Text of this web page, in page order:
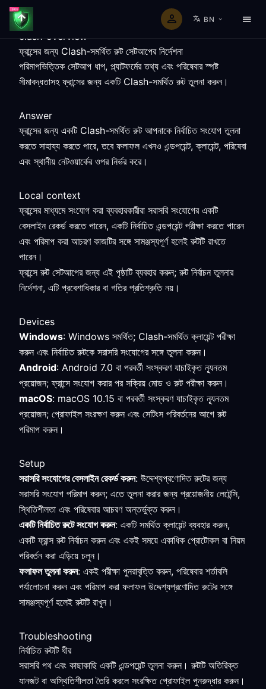
BN
clash-overview
ফ্রান্সের জন্য Clash-সমর্থিত রুট সেটআপের নির্দেশনা
পরিমাপভিত্তিক সেটআপ ধাপ, প্ল্যাটফর্মের তথ্য এবং পরিষেবার স্পষ্ট
সীমাবদ্ধতাসহ ফ্রান্সের জন্য একটি Clash-সমর্থিত রুট তুলনা করুন।
Answer
ফ্রান্সের জন্য একটি Clash-সমর্থিত রুট আপনাকে নির্বাচিত সংযোগ তুলনা
করতে সাহায্য করতে পারে, তবে ফলাফল এখনও এন্ডপয়েন্ট, ক্লায়েন্ট, পরিষেবা
এবং স্থানীয় নেটওয়ার্কের ওপর নির্ভর করে।
Local context
ফ্রান্সের মাধ্যমে সংযোগ করা ব্যবহারকারীরা সরাসরি সংযোগের একটি
বেসলাইন রেকর্ড করতে পারেন, একটি নির্বাচিত এন্ডপয়েন্ট পরীক্ষা করতে পারেন
এবং পরিমাপ করা আচরণ কাজটির সঙ্গে সামঞ্জস্যপূর্ণ হলেই রুটটি রাখতে
পারেন।
ফ্রান্সে রুট সেটআপের জন্য এই পৃষ্ঠাটি ব্যবহার করুন; রুট নির্বাচন তুলনার
নির্দেশনা, এটি প্রবেশাধিকার বা গতির প্রতিশ্রুতি নয়।
Devices
Windows: Windows সমর্থিত; Clash-সমর্থিত ক্লায়েন্ট পরীক্ষা
করুন এবং নির্বাচিত রুটকে সরাসরি সংযোগের সঙ্গে তুলনা করুন।
Android: Android 7.0 বা পরবর্তী সংস্করণ যাচাইকৃত ন্যূনতম
প্রয়োজন; ফ্রান্সে সংযোগ করার পর সক্রিয় মোড ও রুট পরীক্ষা করুন।
macOS: macOS 10.15 বা পরবর্তী সংস্করণ যাচাইকৃত ন্যূনতম
প্রয়োজন; প্রোফাইল সংরক্ষণ করুন এবং সেটিংস পরিবর্তনের আগে রুট
পরিমাপ করুন।
Setup
সরাসরি সংযোগের বেসলাইন রেকর্ড করুন: উদ্দেশ্যপ্রণোদিত রুটের জন্য
সরাসরি সংযোগ পরিমাপ করুন; এতে তুলনা করার জন্য প্রয়োজনীয় লেটেন্সি,
স্থিতিশীলতা এবং পরিষেবার আচরণ অন্তর্ভুক্ত করুন।
একটি নির্বাচিত রুটে সংযোগ করুন: একটি সমর্থিত ক্লায়েন্ট ব্যবহার করুন,
একটি ফ্রান্স রুট নির্বাচন করুন এবং একই সময়ে একাধিক প্রোটোকল বা নিয়ম
পরিবর্তন করা এড়িয়ে চলুন।
ফলাফল তুলনা করুন: একই পরীক্ষা পুনরাবৃত্তি করুন, পরিষেবার শর্তাবলি
পর্যালোচনা করুন এবং পরিমাপ করা ফলাফল উদ্দেশ্যপ্রণোদিত রুটের সঙ্গে
সামঞ্জস্যপূর্ণ হলেই রুটটি রাখুন।
Troubleshooting
নির্বাচিত রুটটি ধীর
সরাসরি পথ এবং কাছাকাছি একটি এন্ডপয়েন্ট তুলনা করুন। রুটটি অতিরিক্ত
যানজট বা অস্থিতিশীলতা তৈরি করলে সংরক্ষিত প্রোফাইল পুনরুদ্ধার করুন।